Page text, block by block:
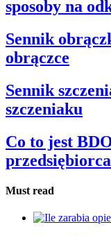
sposoby na
Sennik
obrączce
Sennik
szczeniaku
Co to jest
Must read